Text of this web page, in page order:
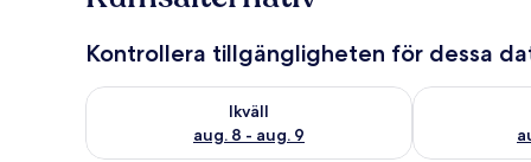
Kontrollera tillgängligheten för dessa
Ikväll
aug. 8 - aug. 9
Kontrollera tillgängligheten för ikväll aug. 8 - aug. 9
Kontrollera